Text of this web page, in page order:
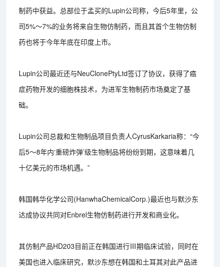
制药中获益。总部位于孟买的Lupin公司称，今后5年里，公
司5%～7%的业务将来自生物仿制药，而且其首个生物仿制
药也将于今年年底在印度上市。
Lupin公司最近还与NeuClonePtyLtd签订了协议，获得了癌
症药物开发的细胞株技术，为进军生物制药市场奠定了基
础。
Lupin公司总裁和生物制品项目负责人CyrusKarkaria称：“今
后5～8年内‘重磅炸弹’级生物制品将纷纷到期，这意味着几
十亿美元的市场机遇。”
韩国韩华化学公司(HanwhaChemicalCorp.)最近也与默沙东
达成协议共同对Enbrel生物仿制药进行开发和商业化。
其仿制产品HD203目前正在韩国进行Ⅲ期临床试验，同时在
美国也进入临床研究，默沙东想在韩国和土耳其对此产品进